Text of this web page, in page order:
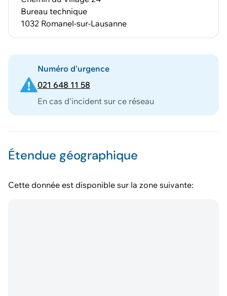
Bureau technique
1032 Romanel-sur-Lausanne
Numéro d'urgence
021 648 11 58
En cas d'incident sur ce réseau
Étendue géographique
Cette donnée est disponible sur la zone suivante: